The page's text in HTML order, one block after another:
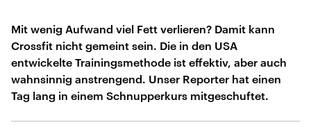
Mit wenig Aufwand viel Fett verlieren? Damit kann
Crossfit nicht gemeint sein. Die in den USA
entwickelte Trainingsmethode ist effektiv, aber auch
wahnsinnig anstrengend. Unser Reporter hat einen
Tag lang in einem Schnupperkurs mitgeschuftet.